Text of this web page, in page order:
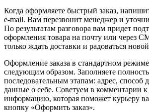
Когда оформляете быстрый заказ,
e-mail. Вам перезвонит менеджер и
По результатам разговора вам придет
оформления товара на почту или через
только ждать доставки и радоваться
Оформление заказа в стандартном
следующим образом. Заполняете
последовательным этапам: адрес, способ
данные о себе. Советуем в комментарии к
информацию, которая поможет курьеру
кнопку «Оформить заказ».